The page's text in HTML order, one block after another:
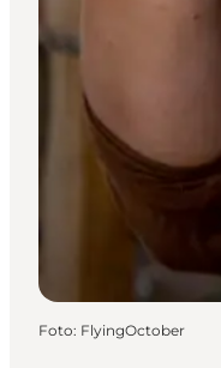
Foto: FlyingOctober